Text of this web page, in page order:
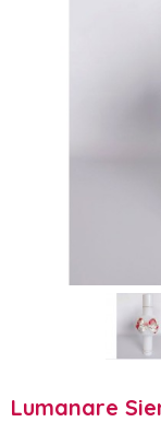
Lumanare